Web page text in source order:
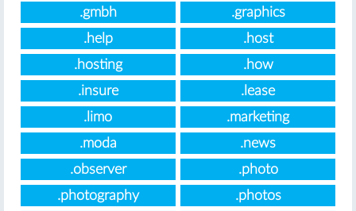
.gmbh
.graphics
.help
.host
.hosting
.how
.insure
.lease
.limo
.marketing
.moda
.news
.observer
.photo
.photography
.photos